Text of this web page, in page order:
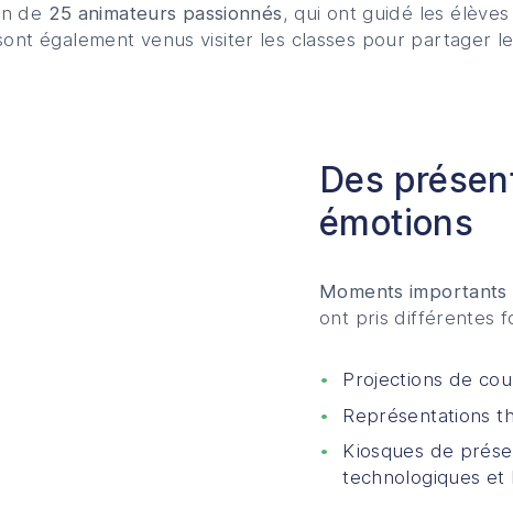
de 25 animateurs passionnés , qui ont guidé les
également venus visiter les classes pour partager
Des
émotions
Moments
ont pris différentes
Projections de
Représentations
Kiosques de
technologiques et